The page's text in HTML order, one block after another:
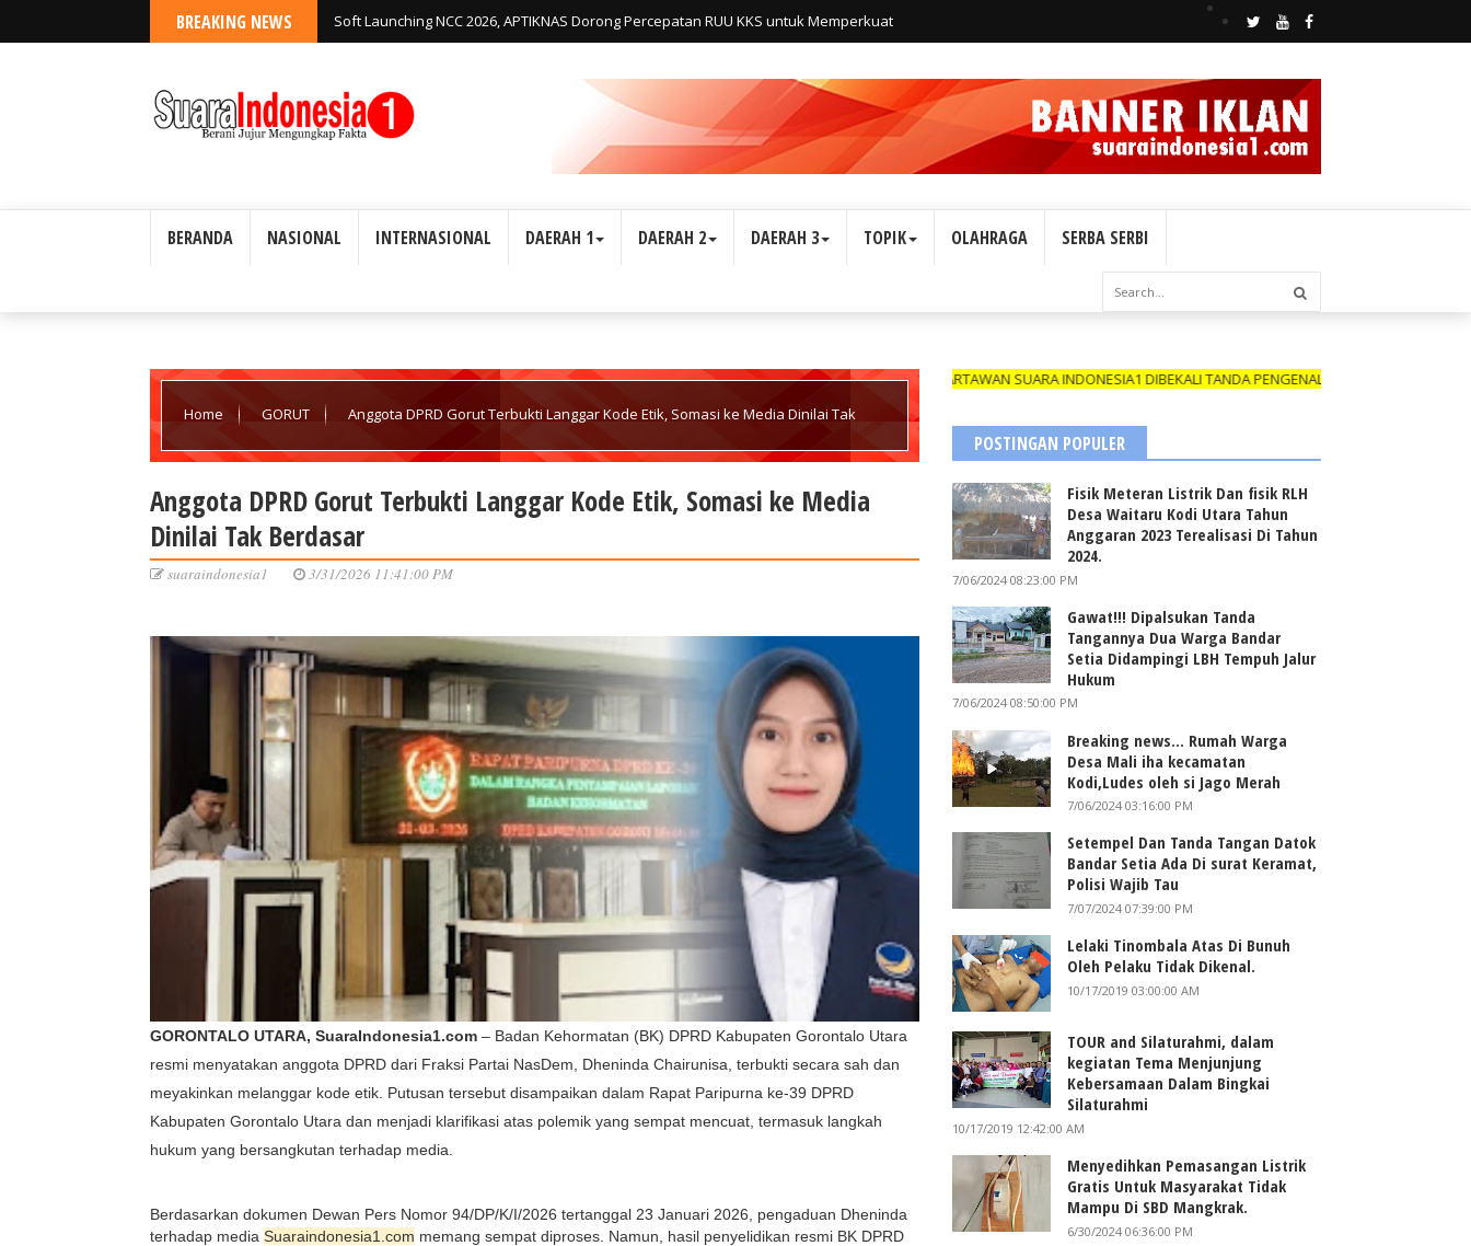
BREAKING NEWS Soft Launching NCC 2026, APTIKNAS Dorong Percepatan RUU KKS untuk Memperkuat
BERANDA NASIONAL INTERNASIONAL DAERAH 1 DAERAH 2 DAERAH 3 TOPIK OLAHRAGA SERBA SERBI
Home GORUT Anggota DPRD Gorut Terbukti Langgar Kode Etik, Somasi ke Media Dinilai Tak
Anggota DPRD Gorut Terbukti Langgar Kode Etik, Somasi ke Media
Dinilai Tak Berdasar
suaraindonesia1 3/31/2026 11:41:00 PM
GORONTALO UTARA, SuaraIndonesia1.com – Badan Kehormatan (BK) DPRD Kabupaten Gorontalo Utara
resmi menyatakan anggota DPRD dari Fraksi Partai NasDem, Dheninda Chairunisa, terbukti secara sah dan
meyakinkan melanggar kode etik. Putusan tersebut disampaikan dalam Rapat Paripurna ke-39 DPRD
Kabupaten Gorontalo Utara dan menjadi klarifikasi atas polemik yang sempat mencuat, termasuk langkah
hukum yang bersangkutan terhadap media.
Berdasarkan dokumen Dewan Pers Nomor 94/DP/K/I/2026 tertanggal 23 Januari 2026, pengaduan Dheninda
terhadap media Suaraindonesia1.com memang sempat diproses. Namun, hasil penyelidikan resmi BK DPRD
WARTAWAN SUARA INDONESIA1 DIBEKALI TANDA PENGENAL (ID CARD) YANG MASIH
POSTINGAN POPULER
Fisik Meteran Listrik Dan fisik RLH
Desa Waitaru Kodi Utara Tahun
Anggaran 2023 Terealisasi Di Tahun
2024.
7/06/2024 08:23:00 PM
Gawat!!! Dipalsukan Tanda
Tangannya Dua Warga Bandar
Setia Didampingi LBH Tempuh Jalur
Hukum
7/06/2024 08:50:00 PM
Breaking news... Rumah Warga
Desa Mali iha kecamatan
Kodi,Ludes oleh si Jago Merah
7/06/2024 03:16:00 PM
Setempel Dan Tanda Tangan Datok
Bandar Setia Ada Di surat Keramat,
Polisi Wajib Tau
7/07/2024 07:39:00 PM
Lelaki Tinombala Atas Di Bunuh
Oleh Pelaku Tidak Dikenal.
10/17/2019 03:00:00 AM
TOUR and Silaturahmi, dalam
kegiatan Tema Menjunjung
Kebersamaan Dalam Bingkai
Silaturahmi
10/17/2019 12:42:00 AM
Menyedihkan Pemasangan Listrik
Gratis Untuk Masyarakat Tidak
Mampu Di SBD Mangkrak.
6/30/2024 06:36:00 PM